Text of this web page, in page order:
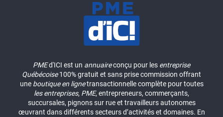
PMEd'ICI est un annuaireconçu pour les entreprise
Québécoise100% gratuit et sans prise commission offrant
une boutique en lignetransactionnelle complète pour toutes
les entreprises, PME, entrepreneurs, commerçants,
succursales, pignons sur rue et travailleurs autonomes
œuvrant dans différents secteurs d’activités et domaines. En